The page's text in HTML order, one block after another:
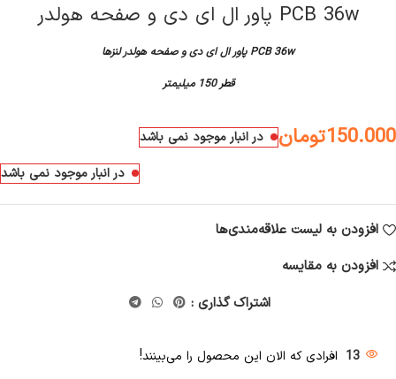
PCB 36w پاور ال ای دی و صفحه هولدر
PCB 36w پاور ال ای دی و صفحه هولدر لنزها
قطر 150 میلیمتر
150.000تومان
در انبار موجود نمی باشد
در انبار موجود نمی باشد
افزودن به لیست علاقه‌مندی‌ها
افزودن به مقایسه
اشتراک گذاری :
13 افرادی که الان این محصول را می‌بینند!